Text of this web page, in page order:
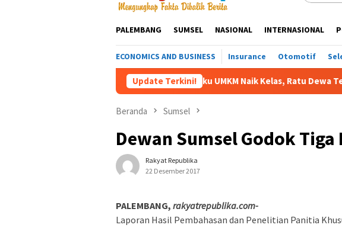
PALEMBANG SUMSEL NASIONAL INTERNASIONAL
ECONOMICS AND BUSINESS Insurance Otomotif
Update Terkini!
Dorong Pelaku UMKM Naik Kelas, Ratu Dewa Tekankan
Beranda Sumsel
Dewan Sumsel Godok Tiga
Rakyat Republika
22 Desember 2017
PALEMBANG, rakyatrepublika.com-
Laporan Hasil Pembahasan dan Penelitian Panitia